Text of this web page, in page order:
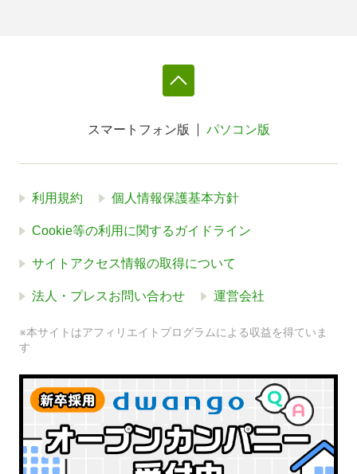
スマートフォン版 パソコン版
利用規約 個人情報保護基本方針
Cookie等の利用に関するガイドライン
サイトアクセス情報の取得について
法人・プレスお問い合わせ 運営会社
※本サイトはアフィリエイトプログラムによる収益を得ていま
す